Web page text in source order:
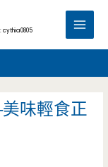
cythia0805
Main
味輕食正